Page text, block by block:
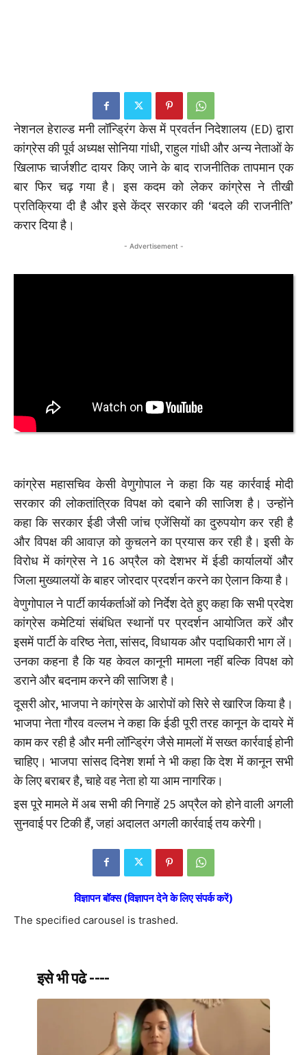
नेशनल हेराल्ड मनी लॉन्ड्रिंग केस में प्रवर्तन निदेशालय (ED) द्वारा
कांग्रेस की पूर्व अध्यक्ष सोनिया गांधी, राहुल गांधी और अन्य नेताओं के
खिलाफ चार्जशीट दायर किए जाने के बाद राजनीतिक तापमान एक
बार फिर चढ़ गया है। इस कदम को लेकर कांग्रेस ने तीखी
प्रतिक्रिया दी है और इसे केंद्र सरकार की ‘बदले की राजनीति’
करार दिया है।
- Advertisement -
कांग्रेस महासचिव केसी वेणुगोपाल ने कहा कि यह कार्रवाई मोदी
सरकार की लोकतांत्रिक विपक्ष को दबाने की साजिश है। उन्होंने
कहा कि सरकार ईडी जैसी जांच एजेंसियों का दुरुपयोग कर रही है
और विपक्ष की आवाज़ को कुचलने का प्रयास कर रही है। इसी के
विरोध में कांग्रेस ने 16 अप्रैल को देशभर में ईडी कार्यालयों और
जिला मुख्यालयों के बाहर जोरदार प्रदर्शन करने का ऐलान किया है।
वेणुगोपाल ने पार्टी कार्यकर्ताओं को निर्देश देते हुए कहा कि सभी प्रदेश
कांग्रेस कमेटियां संबंधित स्थानों पर प्रदर्शन आयोजित करें और
इसमें पार्टी के वरिष्ठ नेता, सांसद, विधायक और पदाधिकारी भाग लें।
उनका कहना है कि यह केवल कानूनी मामला नहीं बल्कि विपक्ष को
डराने और बदनाम करने की साजिश है।
दूसरी ओर, भाजपा ने कांग्रेस के आरोपों को सिरे से खारिज किया है।
भाजपा नेता गौरव वल्लभ ने कहा कि ईडी पूरी तरह कानून के दायरे में
काम कर रही है और मनी लॉन्ड्रिंग जैसे मामलों में सख्त कार्रवाई होनी
चाहिए। भाजपा सांसद दिनेश शर्मा ने भी कहा कि देश में कानून सभी
के लिए बराबर है, चाहे वह नेता हो या आम नागरिक।
इस पूरे मामले में अब सभी की निगाहें 25 अप्रैल को होने वाली अगली
सुनवाई पर टिकी हैं, जहां अदालत अगली कार्रवाई तय करेगी।
विज्ञापन बॉक्स (विज्ञापन देने के लिए संपर्क करें)
The specified carousel is trashed.
इसे भी पढे ----